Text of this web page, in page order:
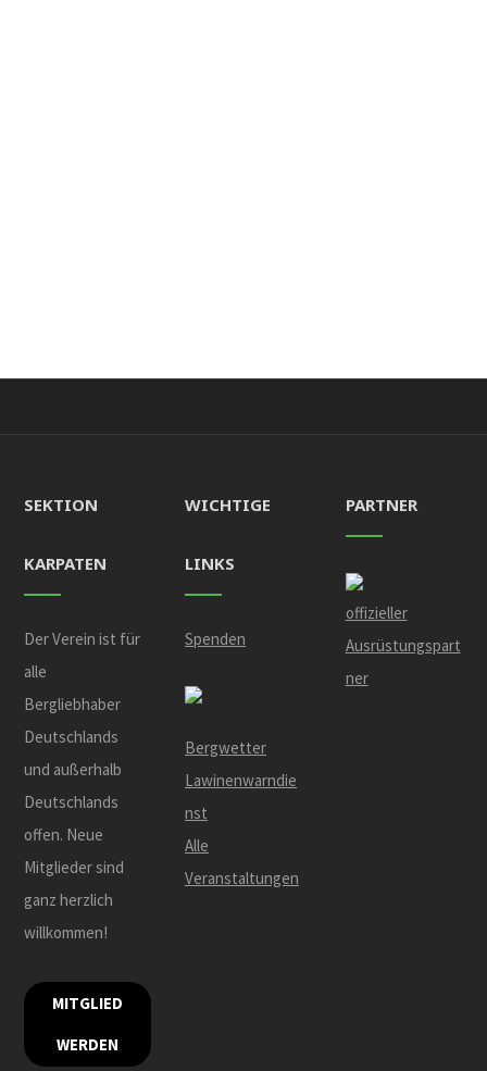
SEKTION
KARPATEN
Der Verein ist für
alle
Bergliebhaber
Deutschlands
und außerhalb
Deutschlands
offen. Neue
Mitglieder sind
ganz herzlich
willkommen!
MITGLIED
WERDEN
WICHTIGE
LINKS
Spenden
Bergwetter
Lawinenwarndie
nst
Alle
Veranstaltungen
PARTNER
offizieller
Ausrüstungspart
ner